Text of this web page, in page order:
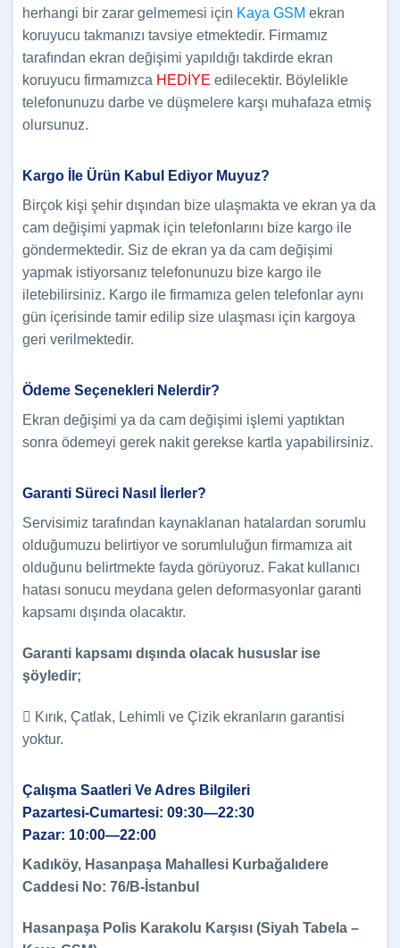
herhangi bir zarar gelmemesi için Kaya GSM ekran
koruyucu takmanızı tavsiye etmektedir. Firmamız
tarafından ekran değişimi yapıldığı takdirde ekran
koruyucu firmamızca HEDİYE edilecektir. Böylelikle
telefonunuzu darbe ve düşmelere karşı muhafaza etmiş
olursunuz.
Kargo İle Ürün Kabul Ediyor Muyuz?
Birçok kişi şehir dışından bize ulaşmakta ve ekran ya da
cam değişimi yapmak için telefonlarını bize kargo ile
göndermektedir. Siz de ekran ya da cam değişimi
yapmak istiyorsanız telefonunuzu bize kargo ile
iletebilirsiniz. Kargo ile firmamıza gelen telefonlar aynı
gün içerisinde tamir edilip size ulaşması için kargoya
geri verilmektedir.
Ödeme Seçenekleri Nelerdir?
Ekran değişimi ya da cam değişimi işlemi yaptıktan
sonra ödemeyi gerek nakit gerekse kartla yapabilirsiniz.
Garanti Süreci Nasıl İlerler?
Servisimiz tarafından kaynaklanan hatalardan sorumlu
olduğumuzu belirtiyor ve sorumluluğun firmamıza ait
olduğunu belirtmekte fayda görüyoruz. Fakat kullanıcı
hatası sonucu meydana gelen deformasyonlar garanti
kapsamı dışında olacaktır.
Garanti kapsamı dışında olacak hususlar ise
şöyledir;
 Kırık, Çatlak, Lehimli ve Çizik ekranların garantisi
yoktur.
Çalışma Saatleri Ve Adres Bilgileri
Pazartesi-Cumartesi: 09:30—22:30
Pazar: 10:00—22:00
Kadıköy, Hasanpaşa Mahallesi Kurbağalıdere
Caddesi No: 76/B-İstanbul
Hasanpaşa Polis Karakolu Karşısı (Siyah Tabela –